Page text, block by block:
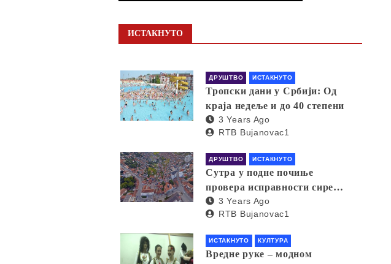
ИСТАКНУТО
ДРУШТВО ИСТАКНУТО
Тропски дани у Србији: Од
краја недеље и до 40 степени
3 Years Ago
RTB Bujanovac1
ДРУШТВО ИСТАКНУТО
Сутра у подне почиње
провера исправности сирена
за узбуњивање
3 Years Ago
RTB Bujanovac1
ИСТАКНУТО КУЛТУРА
Вредне руке – модном